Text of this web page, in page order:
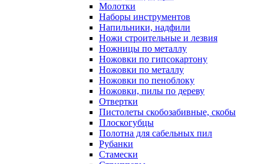
Молотки
Наборы инструментов
Напильники, надфили
Ножи строительные и лезвия
Ножницы по металлу
Ножовки по гипсокартону
Ножовки по металлу
Ножовки по пеноблоку
Ножовки, пилы по дереву
Отвертки
Пистолеты скобозабивные, скобы
Плоскогубцы
Полотна для сабельных пил
Рубанки
Стамески